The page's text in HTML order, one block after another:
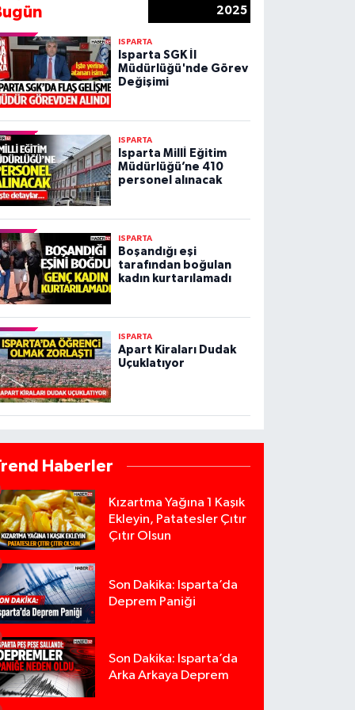
2025
ISPARTA
Isparta SGK İl
Müdürlüğü'nde Görev
Değişimi
ISPARTA
Isparta Millİ Eğitim
Müdürlüğü’ne 410
personel alınacak
ISPARTA
Boşandığı eşi
tarafından boğulan
kadın kurtarılamadı
ISPARTA
Apart Kiraları Dudak
Uçuklatıyor
Haberler
Kızartma Yağına 1 Kaşık
Ekleyin, Patatesler Çıtır
Çıtır Olsun
Son Dakika: Isparta’da
Deprem Paniği
Son Dakika: Isparta’da
Arka Arkaya Deprem